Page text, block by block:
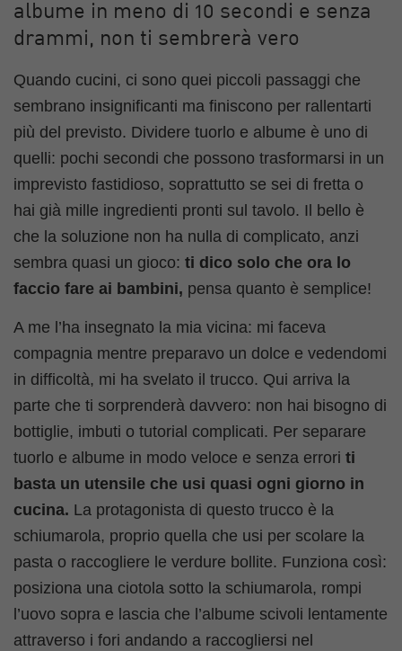
albume in meno di 10 secondi e senza
drammi, non ti sembrerà vero
Quando cucini, ci sono quei piccoli passaggi che
sembrano insignificanti ma finiscono per rallentarti
più del previsto. Dividere tuorlo e albume è uno di
quelli: pochi secondi che possono trasformarsi in un
imprevisto fastidioso, soprattutto se sei di fretta o
hai già mille ingredienti pronti sul tavolo. Il bello è
che la soluzione non ha nulla di complicato, anzi
sembra quasi un gioco: ti dico solo che ora lo
faccio fare ai bambini, pensa quanto è semplice!
A me l’ha insegnato la mia vicina: mi faceva
compagnia mentre preparavo un dolce e vedendomi
in difficoltà, mi ha svelato il trucco. Qui arriva la
parte che ti sorprenderà davvero: non hai bisogno di
bottiglie, imbuti o tutorial complicati. Per separare
tuorlo e albume in modo veloce e senza errori ti
basta un utensile che usi quasi ogni giorno in
cucina. La protagonista di questo trucco è la
schiumarola, proprio quella che usi per scolare la
pasta o raccogliere le verdure bollite. Funziona così:
posiziona una ciotola sotto la schiumarola, rompi
l’uovo sopra e lascia che l’albume scivoli lentamente
attraverso i fori andando a raccogliersi nel